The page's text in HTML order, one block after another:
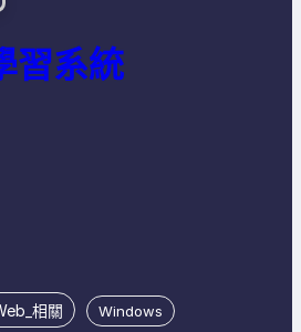
習系統
相關 Windows